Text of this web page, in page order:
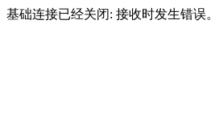
基础连接已经关闭: 接收时发生错误。